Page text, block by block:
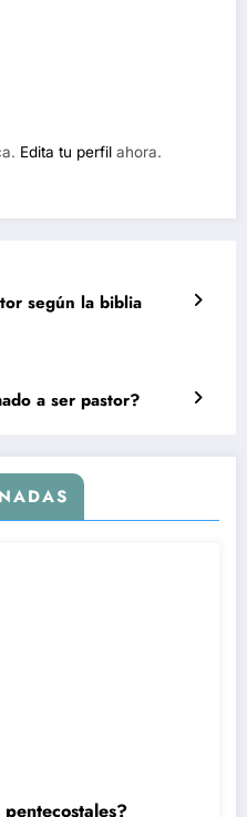
Edita tu perfil ahora.
según la biblia
a ser pastor?